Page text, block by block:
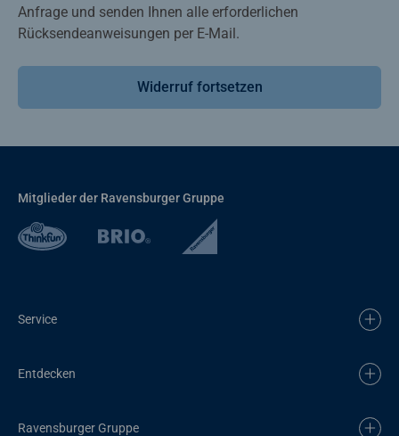
Anfrage und senden Ihnen alle erforderlichen
Rücksendeanweisungen per E-Mail.
Widerruf fortsetzen
Mitglieder der Ravensburger Gruppe
Service
Entdecken
Ravensburger Gruppe